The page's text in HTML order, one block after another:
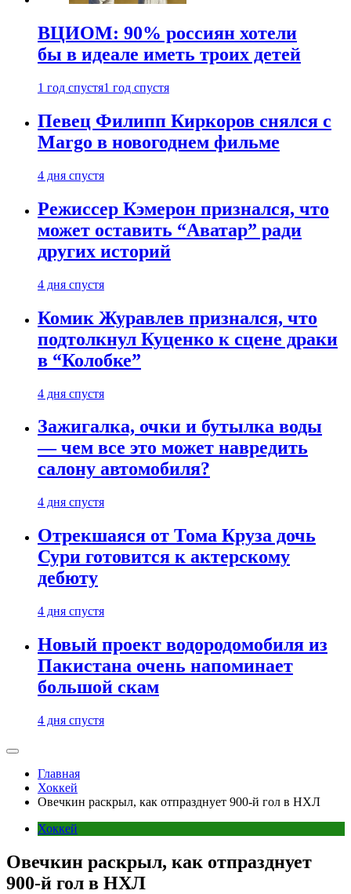
ВЦИОМ: 90% россиян хотели
бы в идеале иметь троих детей
1 год спустя1 год спустя
Певец Филипп Киркоров снялся с
Margo в новогоднем фильме
4 дня спустя
Режиссер Кэмерон признался, что
может оставить “Аватар” ради
других историй
4 дня спустя
Комик Журавлев признался, что
подтолкнул Куценко к сцене драки
в “Колобке”
4 дня спустя
Зажигалка, очки и бутылка воды
— чем все это может навредить
салону автомобиля?
4 дня спустя
Отрекшаяся от Тома Круза дочь
Сури готовится к актерскому
дебюту
4 дня спустя
Новый проект водородомобиля из
Пакистана очень напоминает
большой скам
4 дня спустя
Главная
Хоккей
Овечкин раскрыл, как отпразднует 900-й гол в НХЛ
Хоккей
Овечкин раскрыл, как отпразднует
900-й гол в НХЛ